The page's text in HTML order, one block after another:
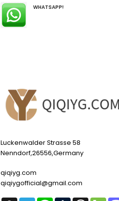
WHATSAPP!
Luckenwalder Strasse 58
Nenndorf,26556,Germany
qiqiyg.com
qiqiygofficial@gmail.com